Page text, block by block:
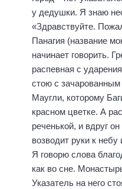
у дедушки. Я знаю
«Здравствуйте.
Панагия (название
начинает говорить.
распевная с
стою с
Маугли, которому
красном цветке. А
реченькой, и вдруг
возводит руки к небу
Я говорю слова
как во сне.
Указатель на него